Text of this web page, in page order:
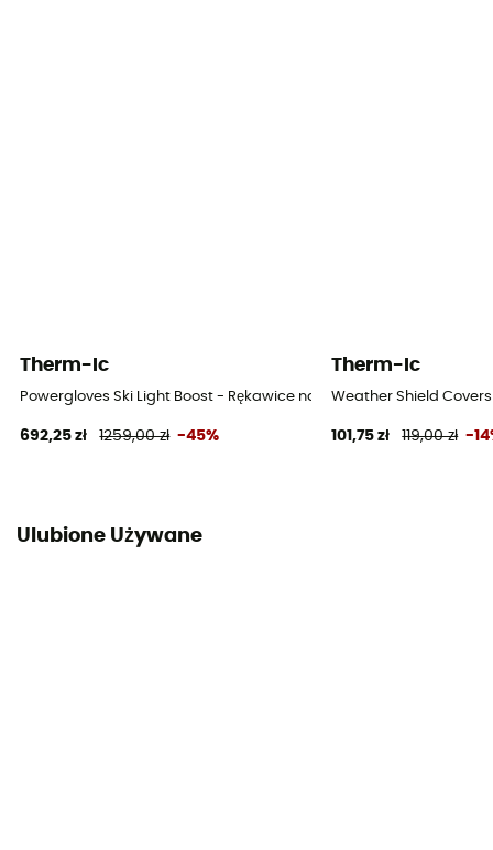
Therm-Ic
Powergloves Ski Light Boost - Rękawice narciarskie
692,25 zł 1259,00 zł -45%
Therm-Ic
Weather Shield Covers
101,75 zł 119,00 zł -
Ulubione Używane